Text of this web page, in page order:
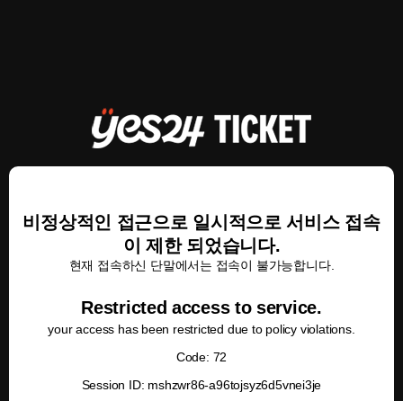
비정상적인 접근으로 일시적으로 서비스 접속
이 제한 되었습니다.
현재 접속하신 단말에서는 접속이 불가능합니다.
Restricted access to service.
your access has been restricted due to policy violations.
Code: 72
Session ID: mshzwr86-a96tojsyz6d5vnei3je